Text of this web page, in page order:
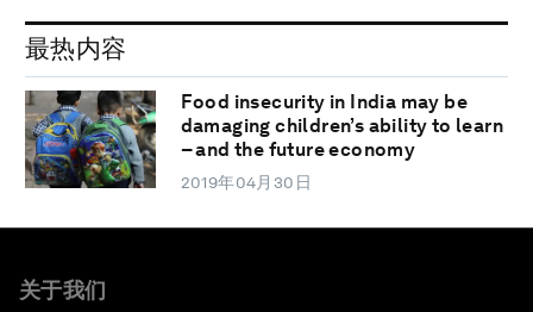
最热内容
Food insecurity in India may be
damaging children’s ability to learn
– and the future economy
2019年04月30日
关于我们